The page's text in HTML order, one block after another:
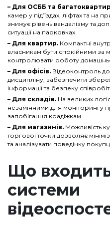
– Для ОСББ та
камер у під’їздах, ліфтах та на
знижує рівень вандалізму та
ситуації на парковках.
– Для квартир. Компактні
власникам бути спокійними за
контролювати роботу
– Для офісів. Відеоконтроль
дисципліну, забезпечити
інформації та безпеку
– Для складів. На великих
незамінними для моніторингу
запобігання крадіжкам.
– Для магазинів. Можливість
торгової точки дозволяє
та аналізувати поведінку
Що входить
системи